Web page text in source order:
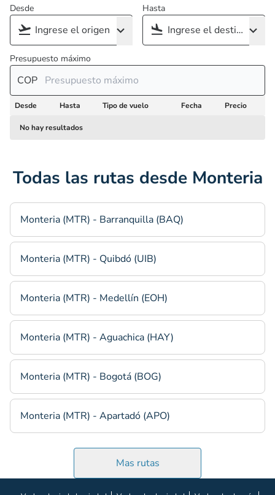
Desde Hasta
Presupuesto máximo
COP
Desde Hasta Tipo de vuelo Fecha Precio
No hay resultados
Todas las rutas desde Monteria
Monteria (MTR) - Barranquilla (BAQ)
Monteria (MTR) - Quibdó (UIB)
Monteria (MTR) - Medellín (EOH)
Monteria (MTR) - Aguachica (HAY)
Monteria (MTR) - Bogotá (BOG)
Monteria (MTR) - Apartadó (APO)
Mas rutas